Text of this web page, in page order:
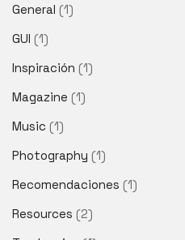
General (1)
GUI (1)
Inspiración (1)
Magazine (1)
Music (1)
Photography (1)
Recomendaciones (1)
Resources (2)